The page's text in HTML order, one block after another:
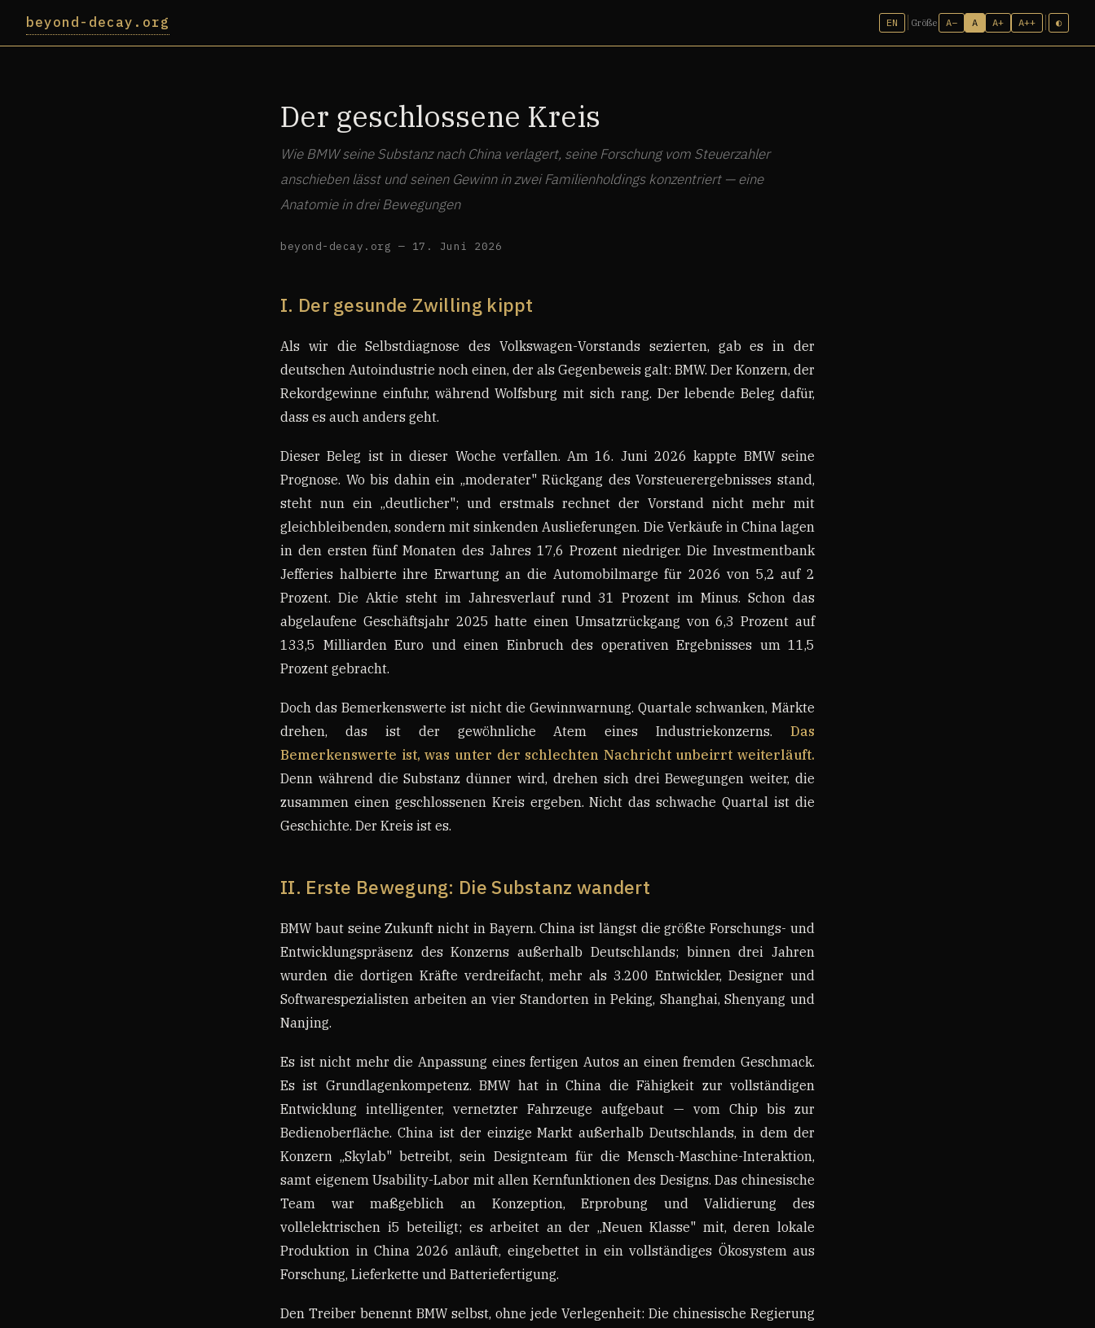
beyond-decay.org EN Größe A− A A+ A++ ◐
Der geschlossene Kreis
Wie BMW seine Substanz nach China verlagert, seine Forschung vom Steuerzahler
anschieben lässt und seinen Gewinn in zwei Familienholdings konzentriert — eine
Anatomie in drei Bewegungen
beyond-decay.org — 17. Juni 2026
I. Der gesunde Zwilling kippt
Als wir die Selbstdiagnose des Volkswagen-Vorstands sezierten, gab es in der
deutschen Autoindustrie noch einen, der als Gegenbeweis galt: BMW. Der Konzern, der
Rekordgewinne einfuhr, während Wolfsburg mit sich rang. Der lebende Beleg dafür,
dass es auch anders geht.
Dieser Beleg ist in dieser Woche verfallen. Am 16. Juni 2026 kappte BMW seine
Prognose. Wo bis dahin ein „moderater" Rückgang des Vorsteuerergebnisses stand,
steht nun ein „deutlicher"; und erstmals rechnet der Vorstand nicht mehr mit
gleichbleibenden, sondern mit sinkenden Auslieferungen. Die Verkäufe in China lagen
in den ersten fünf Monaten des Jahres 17,6 Prozent niedriger. Die Investmentbank
Jefferies halbierte ihre Erwartung an die Automobilmarge für 2026 von 5,2 auf 2
Prozent. Die Aktie steht im Jahresverlauf rund 31 Prozent im Minus. Schon das
abgelaufene Geschäftsjahr 2025 hatte einen Umsatzrückgang von 6,3 Prozent auf
133,5 Milliarden Euro und einen Einbruch des operativen Ergebnisses um 11,5
Prozent gebracht.
Doch das Bemerkenswerte ist nicht die Gewinnwarnung. Quartale schwanken, Märkte
drehen, das ist der gewöhnliche Atem eines Industriekonzerns. Das
Bemerkenswerte ist, was unter der schlechten Nachricht unbeirrt weiterläuft.
Denn während die Substanz dünner wird, drehen sich drei Bewegungen weiter, die
zusammen einen geschlossenen Kreis ergeben. Nicht das schwache Quartal ist die
Geschichte. Der Kreis ist es.
II. Erste Bewegung: Die Substanz wandert
BMW baut seine Zukunft nicht in Bayern. China ist längst die größte Forschungs- und
Entwicklungspräsenz des Konzerns außerhalb Deutschlands; binnen drei Jahren
wurden die dortigen Kräfte verdreifacht, mehr als 3.200 Entwickler, Designer und
Softwarespezialisten arbeiten an vier Standorten in Peking, Shanghai, Shenyang und
Nanjing.
Es ist nicht mehr die Anpassung eines fertigen Autos an einen fremden Geschmack.
Es ist Grundlagenkompetenz. BMW hat in China die Fähigkeit zur vollständigen
Entwicklung intelligenter, vernetzter Fahrzeuge aufgebaut — vom Chip bis zur
Bedienoberfläche. China ist der einzige Markt außerhalb Deutschlands, in dem der
Konzern „Skylab" betreibt, sein Designteam für die Mensch-Maschine-Interaktion,
samt eigenem Usability-Labor mit allen Kernfunktionen des Designs. Das chinesische
Team war maßgeblich an Konzeption, Erprobung und Validierung des
vollelektrischen i5 beteiligt; es arbeitet an der „Neuen Klasse" mit, deren lokale
Produktion in China 2026 anläuft, eingebettet in ein vollständiges Ökosystem aus
Forschung, Lieferkette und Batteriefertigung.
Den Treiber benennt BMW selbst, ohne jede Verlegenheit: Die chinesische Regierung